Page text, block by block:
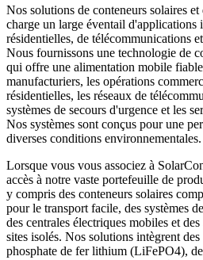
Nos solutions de conteneurs solaires
charge un large éventail d'applications
résidentielles, de télécommunications
Nous fournissons une technologie de
qui offre une alimentation mobile
manufacturiers, les opérations
résidentielles, les réseaux de
systèmes de secours d'urgence et les
Nos systèmes sont conçus pour une
diverses conditions environnementales.
Lorsque vous vous associez à
accès à notre vaste portefeuille de
y compris des conteneurs solaires
pour le transport facile, des systèmes
des centrales électriques mobiles et
sites isolés. Nos solutions intègrent des
phosphate de fer lithium (LiFePO4),